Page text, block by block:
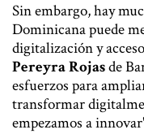
Sin embargo, hay
Dominicana puede
digitalización y
Pereyra Rojasde
esfuerzos para
transformar
empezamos a